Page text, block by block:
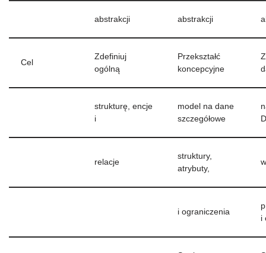
abstrakcji abstrakcji
Cel
Zdefiniuj
ogólną
Przekształć
koncepcyjne
strukturę, encje
i
model na dane
szczegółowe
relacje
struktury,
atrybuty,
i ograniczenia
i